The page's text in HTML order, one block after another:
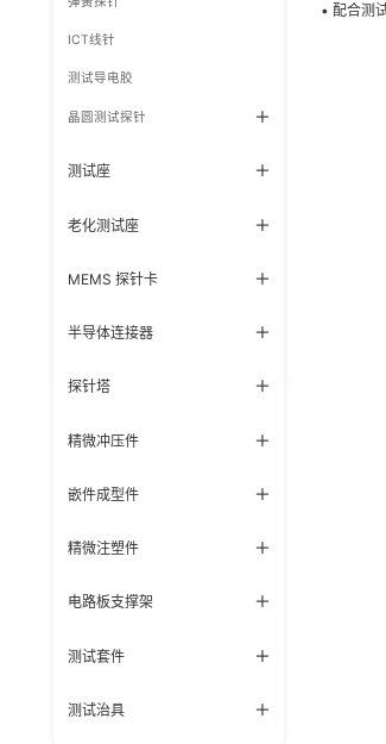
ICT线针
测试导电胶
晶圆测试探针
测试座
老化测试座
MEMS 探针卡
半导体连接器
探针塔
精微冲压件
嵌件成型件
精微注塑件
电路板支撑架
测试套件
测试治具
• 配合测